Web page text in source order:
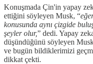
Konuşmada Çin'in yapay
ettiğini söyleyen Musk, “
konusunda aynı çizgide
şeyler olur,” dedi. Yapay
düşündüğünü söyleyen
ve bugün bildiklerimizi
dikkat çekti.